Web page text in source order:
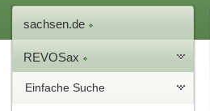
sachsen.de
REVOSax
Einfache Suche